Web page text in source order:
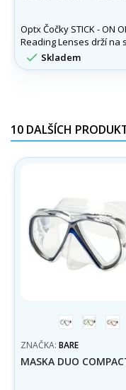
Optx Čočky STICK - ON
Reading Lenses drží na
vlastní adhezí. Možno
i do potápěčských
 Skladem
10 DALŠÍCH
modrážlutá
ZNAČKA: BARE
MASKA DUO